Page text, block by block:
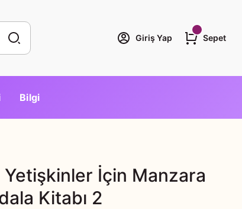
Giriş Yap Sepet
Bilgi
Yetişkinler İçin Manzara
Kitabı 2